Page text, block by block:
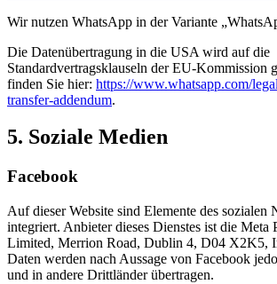
Wir nutzen WhatsApp in der Variante
Die Datenübertragung in die USA wird auf die
Standardvertragsklauseln der EU-Kommission
finden Sie hier: https://www.whatsapp.com/
transfer-addendum.
5. Soziale Medien
Facebook
Auf dieser Website sind Elemente des sozialen
integriert. Anbieter dieses Dienstes ist die Meta
Limited, Merrion Road, Dublin 4, D04 X2K5,
Daten werden nach Aussage von Facebook
und in andere Drittländer übertragen.